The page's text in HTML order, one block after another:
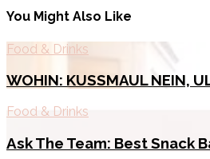
You Might Also Like
Food & Drinks
WOHIN: KUSSMAUL NEIN,
Food & Drinks
Ask The Team: Best Snack